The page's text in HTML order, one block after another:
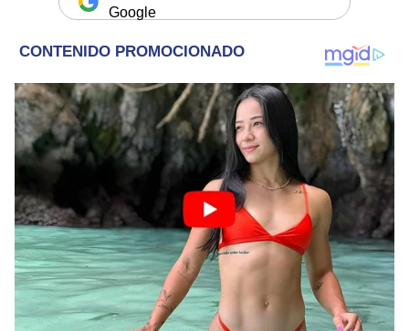
Google